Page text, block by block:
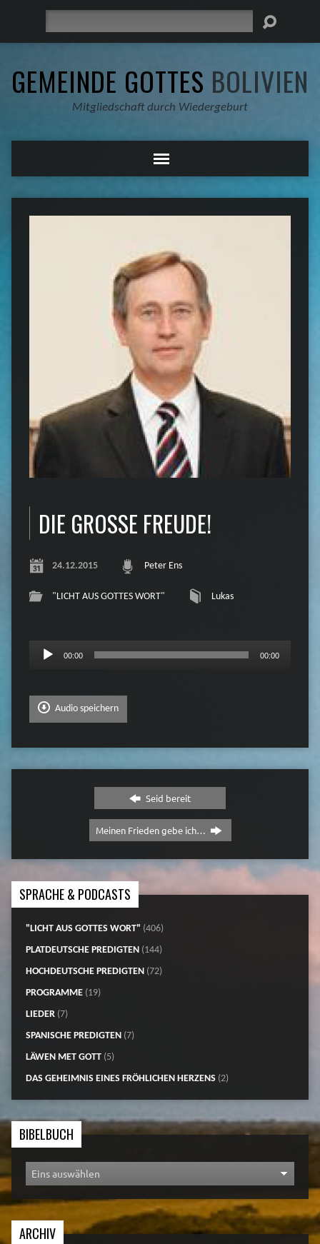
GEMEINDE GOTTES BOLIVIEN
Mitgliedschaft durch Wiedergeburt
DIE GROSSE FREUDE!
24.12.2015 Peter Ens
"LICHT AUS GOTTES WORT" Lukas
Audio-
00:00 00:00
Audio speichern
Seid bereit
Meinen Frieden gebe ich…
SPRACHE & PODCASTS
"LICHT AUS GOTTES WORT" (406)
PLATDEUTSCHE PREDIGTEN(144)
HOCHDEUTSCHE PREDIGTEN(72)
PROGRAMME(19)
LIEDER(7)
SPANISCHE PREDIGTEN(7)
LÄWEN MET GOTT(5)
DAS GEHEIMNIS EINES FRÖHLICHEN HERZENS(2)
BIBELBUCH
ARCHIV